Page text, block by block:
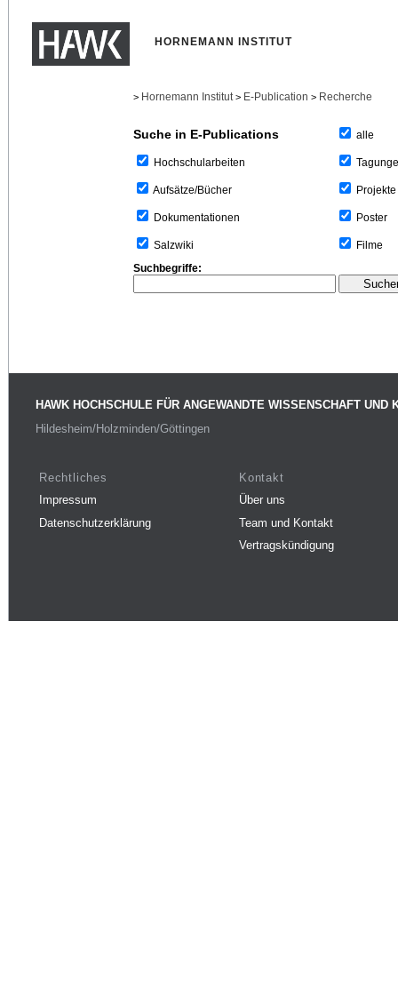
HORNEMANN INSTITUT
> Hornemann Institut > E-Publication > Recherche
Suche in E-Publications
Hochschularbeiten
Aufsätze/Bücher
Dokumentationen
Salzwiki
alle
Projekte
Poster
Filme
Suchbegriffe:
HAWK HOCHSCHULE FÜR ANGEWANDTE WISSENSCHAFT UND
Hildesheim/Holzminden/Göttingen
Rechtliches
Impressum
Datenschutzerklärung
Kontakt
Über uns
Team und Kontakt
Vertragskündigung